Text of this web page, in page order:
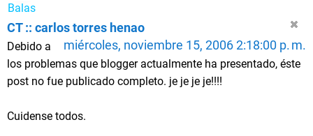
Balas
CT :: carlos torres henao
miércoles, noviembre 15, 2006 2:18:00 p. m.
Debido a
los problemas que blogger actualmente ha presentado, éste
post no fue publicado completo. je je je je!!!!
Cuidense todos.